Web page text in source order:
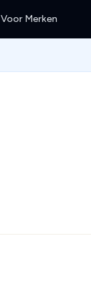
Voor Merken